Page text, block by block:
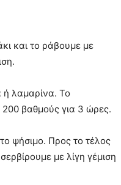
και το ράβουμε με
ή λαμαρίνα. Το
βαθμούς για 3 ώρες.
ψήσιμο. Προς το τέλος
με λίγη γέμιση